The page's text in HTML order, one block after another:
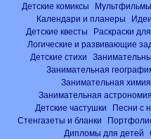
Детские комиксы Мультфильмы
Календари и планеры
Детские квесты
Раскраски
Логические и развивающие
Детские стихи
Занимательная
Занимательная химия
Занимательная астрономия
Детские частушки
Песни с
Стенгазеты и бланки
Дипломы для детей